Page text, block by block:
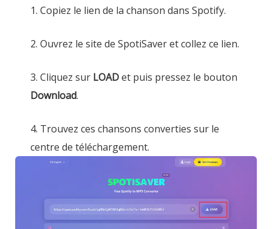
1. Copiez le lien de la chanson dans Spotify.
2. Ouvrez le site de SpotiSaver et collez ce lien.
3. Cliquez sur LOADet puis pressez le bouton
Download.
4. Trouvez ces chansons converties sur le
centre de téléchargement.